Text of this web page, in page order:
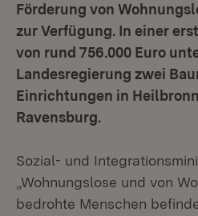
Förderung von
zur Verfügung. In einer
von rund 756.000 Euro
Landesregierung zwei
Einrichtungen in
Ravensburg.
Sozial- und
„Wohnungslose und von
bedrohte Menschen